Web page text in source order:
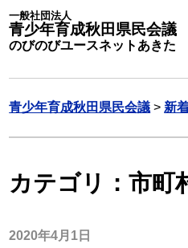
一般社団法人
青少年育成秋田県民会議
のびのびユースネットあきた
青少年育成秋田県民会議 > 新
カテゴリ：市町
2020年4月1日